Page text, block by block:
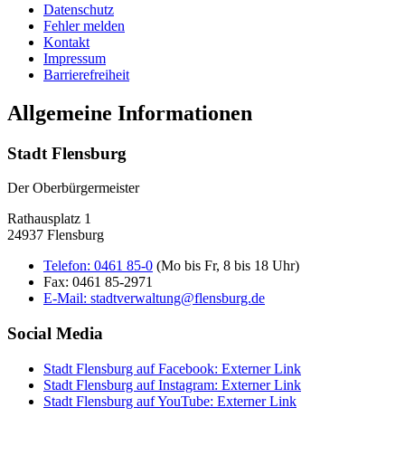
Datenschutz
Fehler melden
Kontakt
Impressum
Barrierefreiheit
Allgemeine Informationen
Stadt Flensburg
Der Oberbürgermeister
Rathausplatz 1
24937 Flensburg
Telefon: 0461 85-0 (Mo bis Fr, 8 bis 18 Uhr)
Fax: 0461 85-2971
E-Mail: stadtverwaltung@flensburg.de
Social Media
Stadt Flensburg auf Facebook: Externer Link
Stadt Flensburg auf Instagram: Externer Link
Stadt Flensburg auf YouTube: Externer Link